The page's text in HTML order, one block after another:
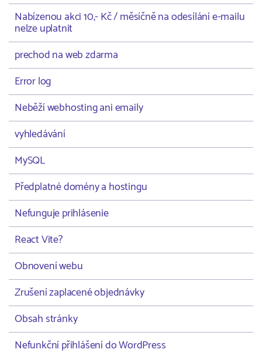
Nabízenou akci 10,- Kč / měsíčně na odesílání e-mailu
nelze uplatnit
prechod na web zdarma
Error log
Neběží webhosting ani emaily
vyhledávání
MySQL
Předplatné domény a hostingu
Nefunguje prihlásenie
React Vite?
Obnovení webu
Zrušení zaplacené objednávky
Obsah stránky
Nefunkční přihlášení do WordPress